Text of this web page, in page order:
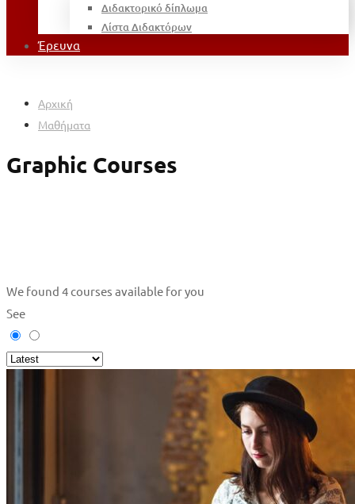
Διδακτορικό δίπλωμα
Λίστα Διδακτόρων
Έρευνα
Αρχική
Μαθήματα
Graphic Courses
We found 4courses available for you
See